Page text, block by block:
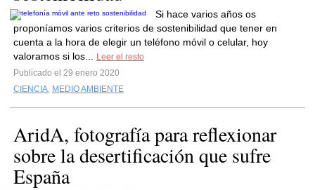
Si hace varios años os
proponíamos varios criterios de sostenibilidad que tener en
cuenta a la hora de elegir un teléfono móvil o celular, hoy
valoramos si los...
Leer el resto
Publicado el 29 enero 2020
CIENCIA, MEDIO AMBIENTE
AridA, fotografía para reflexionar
sobre la desertificación que sufre
España